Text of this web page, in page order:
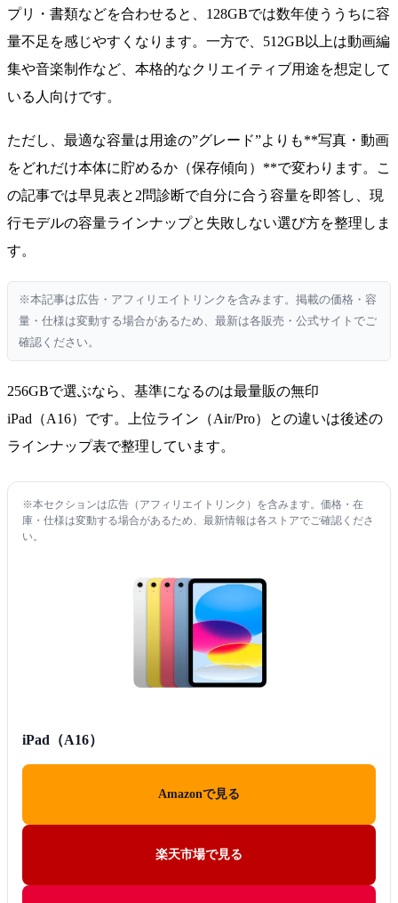
プリ・書類などを合わせると、128GBでは数年使ううちに容
量不足を感じやすくなります。一方で、512GB以上は動画編
集や音楽制作など、本格的なクリエイティブ用途を想定して
いる人向けです。
ただし、最適な容量は用途の”グレード”よりも**写真・動画
をどれだけ本体に貯めるか（保存傾向）**で変わります。こ
の記事では早見表と2問診断で自分に合う容量を即答し、現
行モデルの容量ラインナップと失敗しない選び方を整理しま
す。
※本記事は広告・アフィリエイトリンクを含みます。掲載の価格・容
量・仕様は変動する場合があるため、最新は各販売・公式サイトでご
確認ください。
256GBで選ぶなら、基準になるのは最量販の無印
iPad（A16）です。上位ライン（Air/Pro）との違いは後述の
ラインナップ表で整理しています。
※本セクションは広告（アフィリエイトリンク）を含みます。価格・在
庫・仕様は変動する場合があるため、最新情報は各ストアでご確認くださ
い。
iPad（A16）
Amazonで見る
楽天市場で見る